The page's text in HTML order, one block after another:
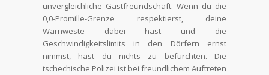
unvergleichliche Gastfreundschaft. Wenn du die
0,0-Promille-Grenze respektierst, deine
Warnweste dabei hast und die
Geschwindigkeitslimits in den Dörfern ernst
nimmst, hast du nichts zu befürchten. Die
tschechische Polizei ist bei freundlichem Auftreten